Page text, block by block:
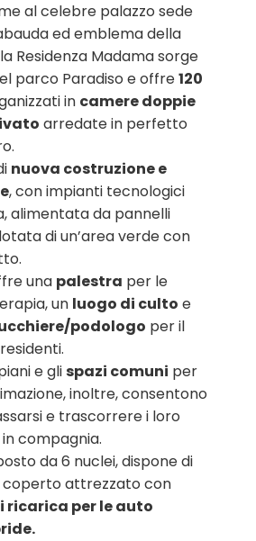
al celebre palazzo sede
ed emblema della
Residenza Madama sorge
parco Paradiso e offre120
in camere doppie
arredate in perfetto
nuova costruzione e
, con impianti tecnologici
alimentata da pannelli
di un’area verde con
una palestra per le
un luogo di culto e
podologo per il
e gli spazi comuni per
inoltre, consentono
e trascorrere i loro
compagnia.
da 6 nuclei, dispone di
coperto attrezzato con
ricarica per le auto